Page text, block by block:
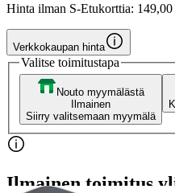
Hinta ilman S-Etukorttia: 149,00
Verkkokaupan hinta
Valitse toimitustapa
Nouto myymälästä
Ilmainen
Siirry valitsemaan myymälä
Ilmainen toimitus